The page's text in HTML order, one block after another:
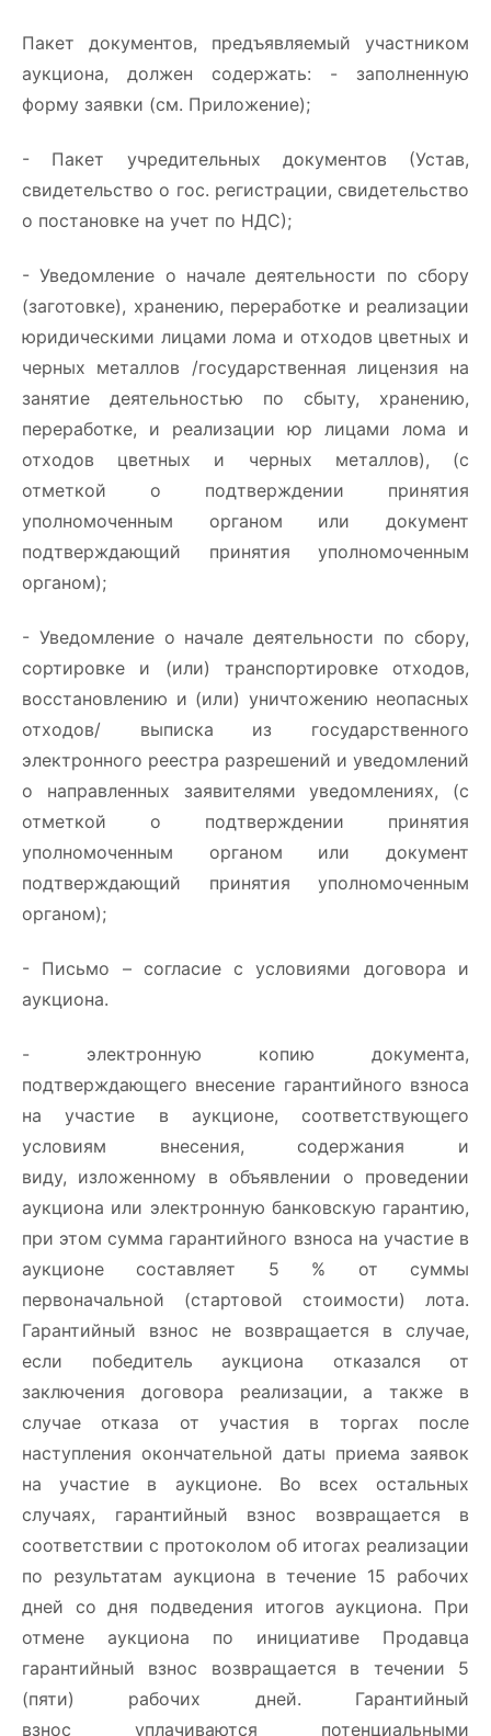
Пакет документов, предъявляемый участником
аукциона, должен содержать: - заполненную
форму заявки (см. Приложение);
- Пакет учредительных документов (Устав,
свидетельство о гос. регистрации, свидетельство
о постановке на учет по НДС);
- Уведомление о начале деятельности по сбору
(заготовке), хранению, переработке и реализации
юридическими лицами лома и отходов цветных и
черных металлов /государственная лицензия на
занятие деятельностью по сбыту, хранению,
переработке, и реализации юр лицами лома и
отходов цветных и черных металлов), (с
отметкой о подтверждении принятия
уполномоченным органом или документ
подтверждающий принятия уполномоченным
органом);
- Уведомление о начале деятельности по сбору,
сортировке и (или) транспортировке отходов,
восстановлению и (или) уничтожению неопасных
отходов/ выписка из государственного
электронного реестра разрешений и уведомлений
о направленных заявителями уведомлениях, (с
отметкой о подтверждении принятия
уполномоченным органом или документ
подтверждающий принятия уполномоченным
органом);
- Письмо – согласие с условиями договора и
аукциона.
- электронную копию документа,
подтверждающего внесение гарантийного взноса
на участие в аукционе, соответствующего
условиям внесения, содержания и
виду, изложенному в объявлении о проведении
аукциона или электронную банковскую гарантию,
при этом сумма гарантийного взноса на участие в
аукционе составляет 5 % от суммы
первоначальной (стартовой стоимости) лота.
Гарантийный взнос не возвращается в случае,
если победитель аукциона отказался от
заключения договора реализации, а также в
случае отказа от участия в торгах после
наступления окончательной даты приема заявок
на участие в аукционе. Во всех остальных
случаях, гарантийный взнос возвращается в
соответствии с протоколом об итогах реализации
по результатам аукциона в течение 15 рабочих
дней со дня подведения итогов аукциона. При
отмене аукциона по инициативе Продавца
гарантийный взнос возвращается в течении 5
(пяти) рабочих дней. Гарантийный
взнос уплачиваются потенциальными